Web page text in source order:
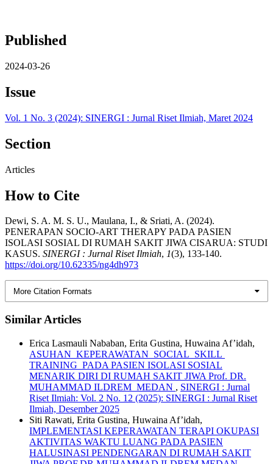
Published
2024-03-26
Issue
Vol. 1 No. 3 (2024): SINERGI : Jurnal Riset Ilmiah, Maret 2024
Section
Articles
How to Cite
Dewi, S. A. M. S. U., Maulana, I., & Sriati, A. (2024).
PENERAPAN SOCIO-ART THERAPY PADA PASIEN
ISOLASI SOSIAL DI RUMAH SAKIT JIWA CISARUA: STUDI
KASUS. SINERGI : Jurnal Riset Ilmiah, 1(3), 133-140.
https://doi.org/10.62335/ng4dh973
More Citation Formats
Similar Articles
Erica Lasmauli Nababan, Erita Gustina, Huwaina Af’idah,
ASUHAN KEPERAWATAN SOCIAL SKILL
TRAINING PADA PASIEN ISOLASI SOSIAL
MENARIK DIRI DI RUMAH SAKIT JIWA Prof. DR.
MUHAMMAD ILDREM MEDAN , SINERGI : Jurnal
Riset Ilmiah: Vol. 2 No. 12 (2025): SINERGI : Jurnal Riset
Ilmiah, Desember 2025
Siti Rawati, Erita Gustina, Huwaina Af’idah,
IMPLEMENTASI KEPERAWATAN TERAPI OKUPASI
AKTIVITAS WAKTU LUANG PADA PASIEN
HALUSINASI PENDENGARAN DI RUMAH SAKIT